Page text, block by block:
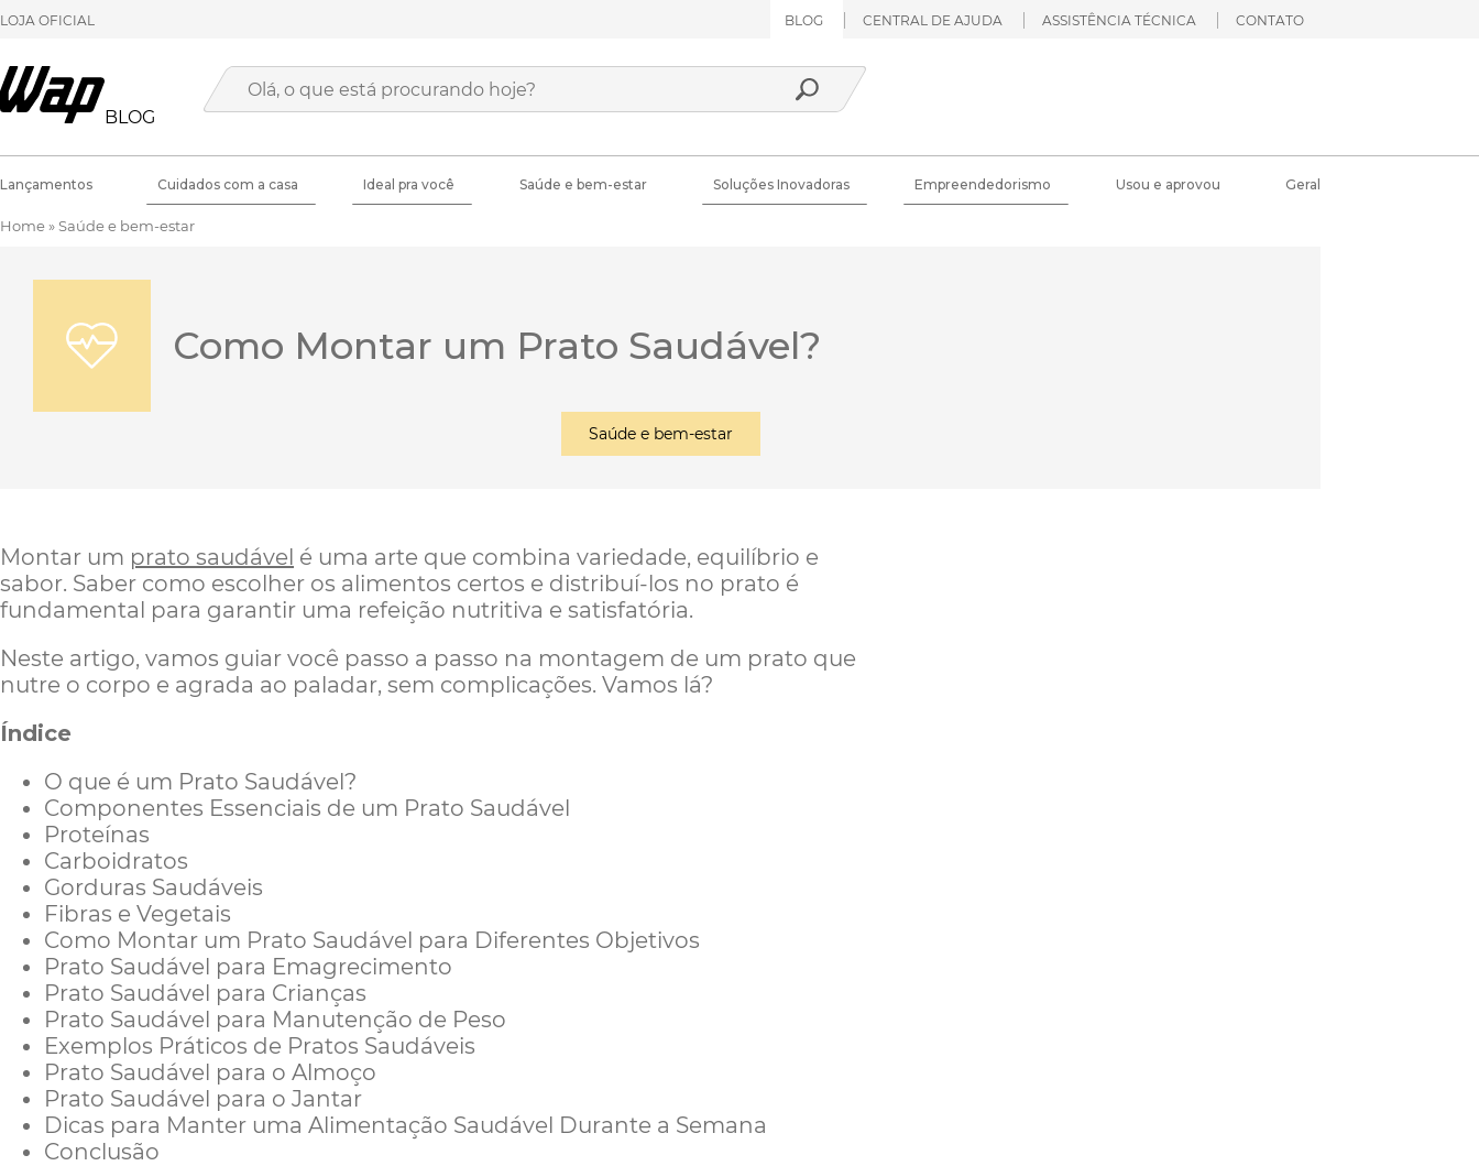
LOJA OFICIAL BLOG CENTRAL DE AJUDA ASSISTÊNCIA TÉCNICA CONTATO
BLOG
Lançamentos Cuidados com a casa Ideal pra você Saúde e bem-estar Soluções Inovadoras Empreendedorismo Usou e aprovou Geral
Home»Saúde e bem-estar
Como Montar um Prato Saudável?
Saúde e bem-estar
Montar um prato saudável é uma arte que combina variedade, equilíbrio e
sabor. Saber como escolher os alimentos certos e distribuí-los no prato é
fundamental para garantir uma refeição nutritiva e satisfatória.
Neste artigo, vamos guiar você passo a passo na montagem de um prato que
nutre o corpo e agrada ao paladar, sem complicações. Vamos lá?
Índice
O que é um Prato Saudável?
Componentes Essenciais de um Prato Saudável
Proteínas
Carboidratos
Gorduras Saudáveis
Fibras e Vegetais
Como Montar um Prato Saudável para Diferentes Objetivos
Prato Saudável para Emagrecimento
Prato Saudável para Crianças
Prato Saudável para Manutenção de Peso
Exemplos Práticos de Pratos Saudáveis
Prato Saudável para o Almoço
Prato Saudável para o Jantar
Dicas para Manter uma Alimentação Saudável Durante a Semana
Conclusão